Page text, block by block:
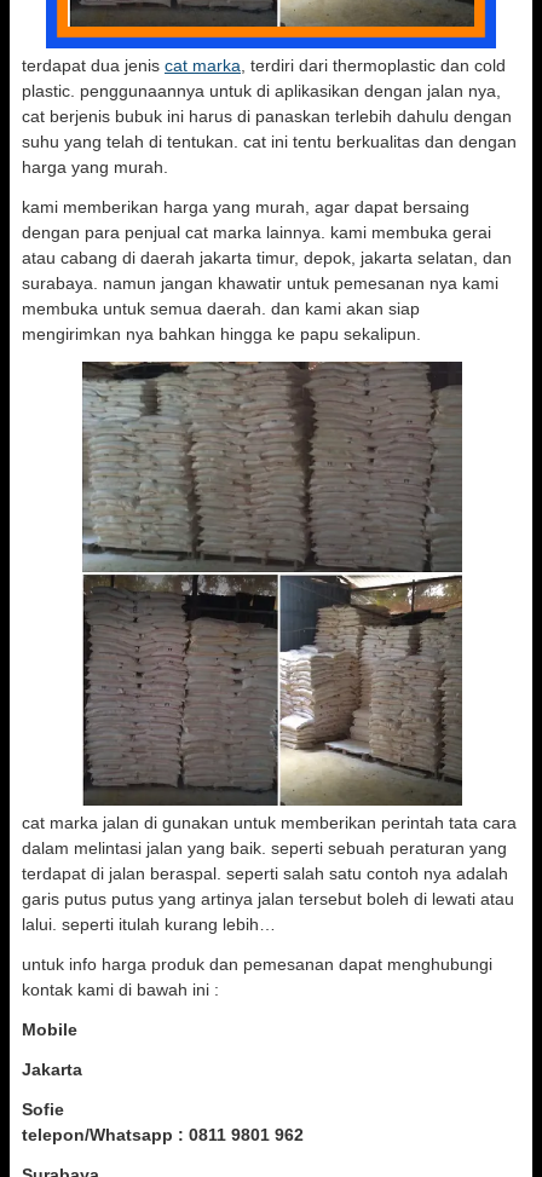
terdapat dua jenis cat marka , terdiri dari thermoplastic dan cold
plastic. penggunaannya untuk di aplikasikan dengan jalan nya,
cat berjenis bubuk ini harus di panaskan terlebih dahulu dengan
suhu yang telah di tentukan. cat ini tentu berkualitas dan dengan
harga yang murah.
kami memberikan harga yang murah, agar dapat bersaing
dengan para penjual cat marka lainnya. kami membuka gerai
atau cabang di daerah jakarta timur, depok, jakarta selatan, dan
surabaya. namun jangan khawatir untuk pemesanan nya kami
membuka untuk semua daerah. dan kami akan siap
mengirimkan nya bahkan hingga ke papu sekalipun.
cat marka jalan di gunakan untuk memberikan perintah tata cara
dalam melintasi jalan yang baik. seperti sebuah peraturan yang
terdapat di jalan beraspal. seperti salah satu contoh nya adalah
garis putus putus yang artinya jalan tersebut boleh di lewati atau
lalui. seperti itulah kurang lebih…
untuk info harga produk dan pemesanan dapat menghubungi
kontak kami di bawah ini :
Mobile
Jakarta
Sofie
telepon/Whatsapp : 0811 9801 962